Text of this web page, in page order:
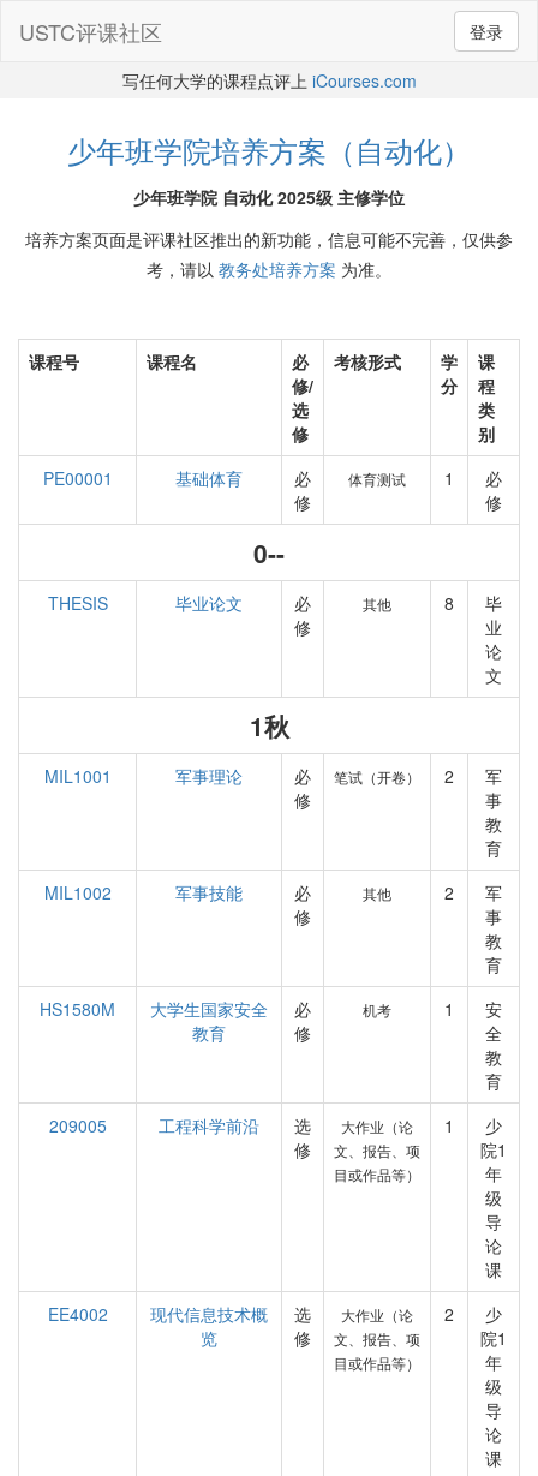
登录
USTC评课社区
写任何大学的课程点评上 iCourses.com
少年班学院培养方案（自动化）
少年班学院 自动化 2025级 主修学位
培养方案页面是评课社区推出的新功能，信息可能不完善，仅供参
考，请以 教务处培养方案 为准。
课程号 课程名
必
修/
选
修
考核形式
学
分
课
程
类
别
PE00001
基础体育
必
修
体育测试 1
必
修
0--
THESIS 毕业论文
必
修
其他 8
毕
业
论
文
1秋
MIL1001 军事理论
必
修
笔试（开卷） 2
军
事
教
育
MIL1002
军事技能
必
修
其他 2
军
事
教
育
HS1580M
大学生国家安全
教育
必
修
机考 1
安
全
教
育
209005
工程科学前沿
选
修
大作业（论
文、报告、项
目或作品等）
1
少
院1
年
级
导
论
课
EE4002
现代信息技术概
览
选
修
大作业（论
文、报告、项
目或作品等）
2
少
院1
年
级
导
论
课